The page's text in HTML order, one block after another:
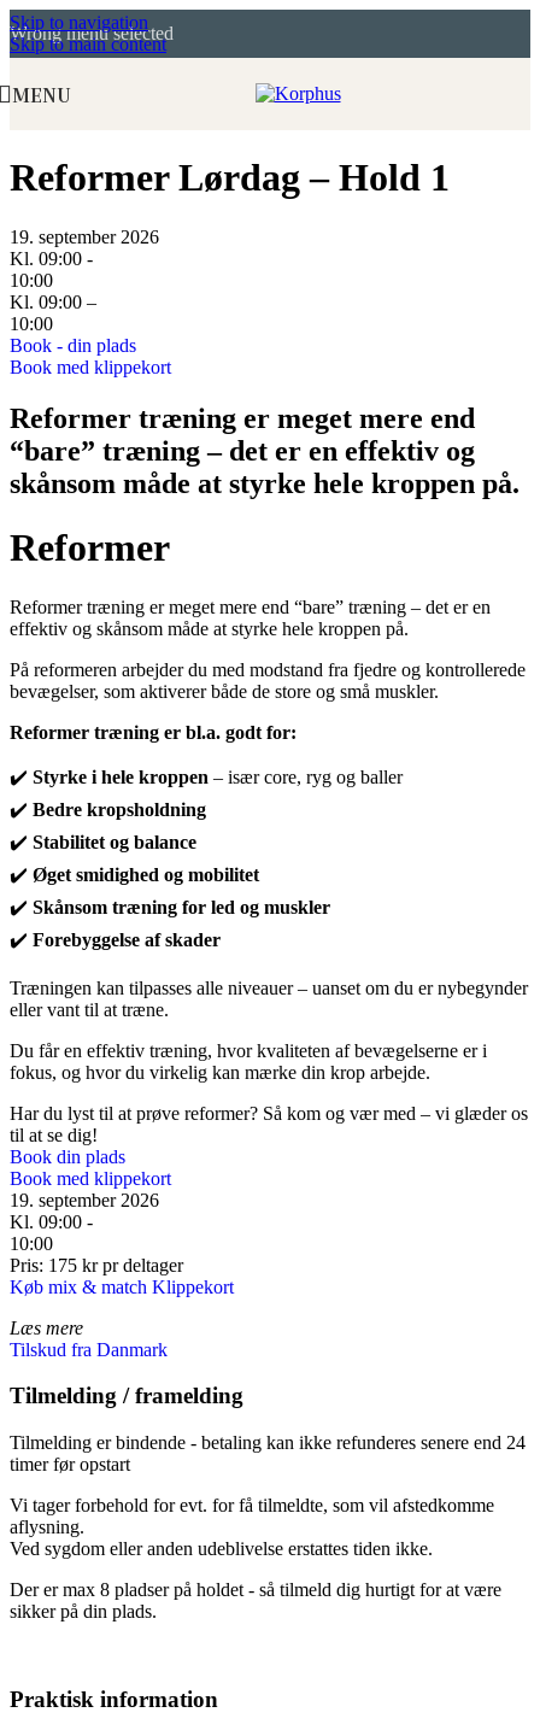
Skip to navigation
Skip to main content
Wrong menu selected
MENU
Reformer Lørdag – Hold 1
19. september 2026
Kl. 09:00 -
10:00
Kl. 09:00 –
10:00
Book - din plads
Book med klippekort
Reformer træning er meget mere end
“bare” træning – det er en effektiv og
skånsom måde at styrke hele kroppen på.
Reformer
Reformer træning er meget mere end “bare” træning – det er en
effektiv og skånsom måde at styrke hele kroppen på.
På reformeren arbejder du med modstand fra fjedre og kontrollerede
bevægelser, som aktiverer både de store og små muskler.
Reformer træning er bl.a. godt for:
✔️ Styrke i hele kroppen – især core, ryg og baller
✔️ Bedre kropsholdning
✔️ Stabilitet og balance
✔️ Øget smidighed og mobilitet
✔️ Skånsom træning for led og muskler
✔️ Forebyggelse af skader
Træningen kan tilpasses alle niveauer – uanset om du er nybegynder
eller vant til at træne.
Du får en effektiv træning, hvor kvaliteten af bevægelserne er i
fokus, og hvor du virkelig kan mærke din krop arbejde.
Har du lyst til at prøve reformer? Så kom og vær med – vi glæder os
til at se dig!
Book din plads
Book med klippekort
19. september 2026
Kl. 09:00 -
10:00
Pris: 175 kr pr deltager
Køb mix & match Klippekort
Læs mere
Tilskud fra Danmark
Tilmelding / framelding
Tilmelding er bindende - betaling kan ikke refunderes senere end 24
timer før opstart
Vi tager forbehold for evt. for få tilmeldte, som vil afstedkomme
aflysning.
Ved sygdom eller anden udeblivelse erstattes tiden ikke.
Der er max 8 pladser på holdet - så tilmeld dig hurtigt for at være
sikker på din plads.
Praktisk information